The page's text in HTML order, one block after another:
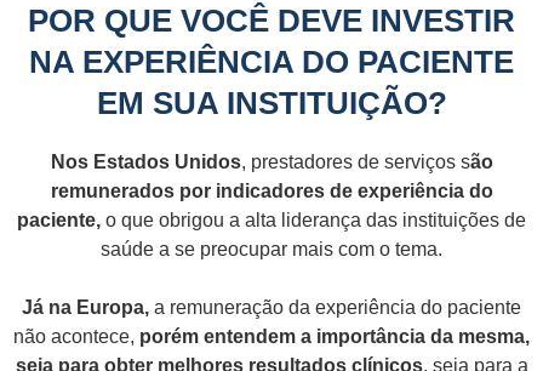
POR QUE VOCÊ DEVE INVESTIR
NA EXPERIÊNCIA DO PACIENTE
EM SUA INSTITUIÇÃO?
Nos Estados Unidos, prestadores de serviços são
remunerados por indicadores de experiência do
paciente, o que obrigou a alta liderança das instituições de
saúde a se preocupar mais com o tema.
Já na Europa, a remuneração da experiência do paciente
não acontece, porém entendem a importância da mesma,
seja para obter melhores resultados clínicos, seja para a